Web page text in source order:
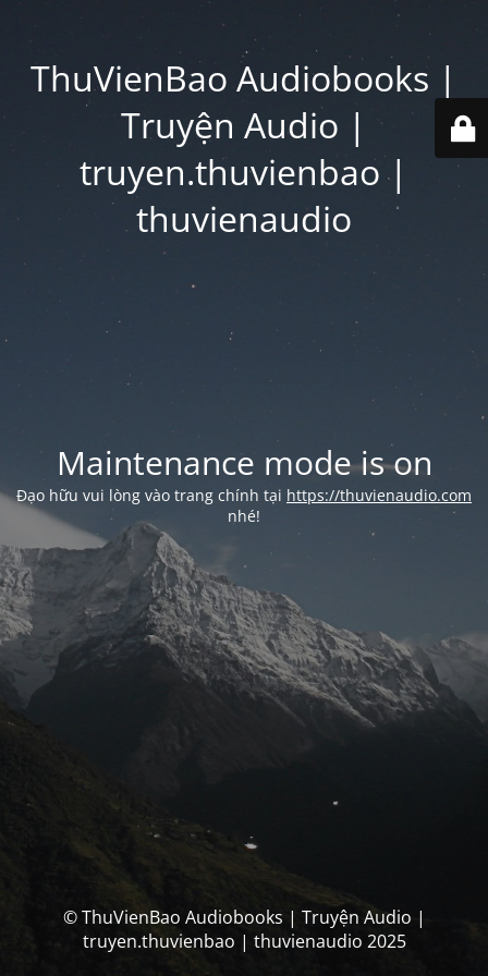
ThuVienBao Audiobooks |
Truyện Audio |
truyen.thuvienbao |
thuvienaudio
Maintenance mode is on
Đạo hữu vui lòng vào trang chính tại https://thuvienaudio.com
nhé!
© ThuVienBao Audiobooks | Truyện Audio |
truyen.thuvienbao | thuvienaudio 2025